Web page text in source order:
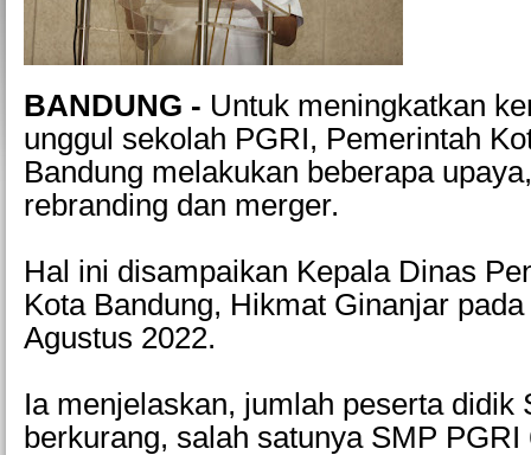
BANDUNG - Untuk meningkatkan
unggul sekolah PGRI, Pemerintah
Bandung melakukan beberapa
rebranding dan merger.
Hal ini disampaikan Kepala Dinas
Kota Bandung, Hikmat Ginanjar
Agustus 2022.
Ia menjelaskan, jumlah peserta didik
berkurang, salah satunya SMP PGRI